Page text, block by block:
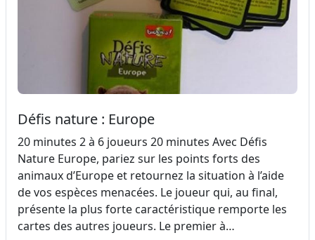
Défis nature : Europe
20 minutes 2 à 6 joueurs 20 minutes Avec Défis
Nature Europe, pariez sur les points forts des
animaux d’Europe et retournez la situation à l’aide
de vos espèces menacées. Le joueur qui, au final,
présente la plus forte caractéristique remporte les
cartes des autres joueurs. Le premier à…